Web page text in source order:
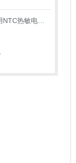
热敏电阻